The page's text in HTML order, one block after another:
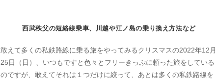
西武秩父の短絡線乗車、川越や江ノ島の乗り換え方法など
敢えて多くの私鉄路線に乗る旅をやってみるクリスマスの2022年12月
25日（日）、いつもですと色々とフリーきっぷに頼った旅をしている
のですが、敢えてそれは１つだけに絞って、あとは多くの私鉄路線を